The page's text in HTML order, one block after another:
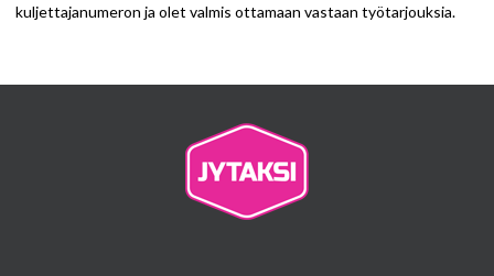
kuljettajanumeron ja olet valmis ottamaan vastaan työtarjouksia.